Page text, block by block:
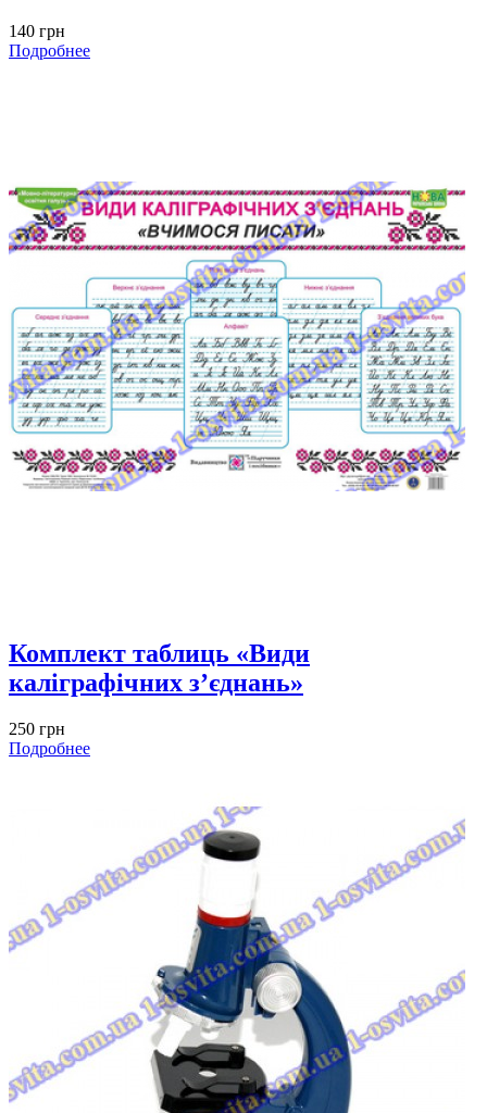
140 грн
Подробнее
Комплект таблиць «Види
каліграфічних з’єднань»
250 грн
Подробнее